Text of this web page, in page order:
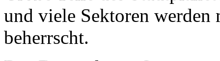
und viele Sektoren
beherrscht.